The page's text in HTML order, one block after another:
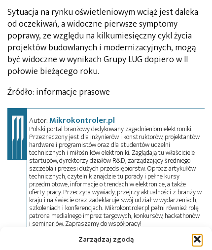
Zarządzaj zgodą
Sytuacja na rynku oświetleniowym wciąż jest daleka
od oczekiwań, a widoczne pierwsze symptomy
poprawy, ze względu na kilkumiesięczny cykl życia
projektów budowlanych i modernizacyjnych, mogą
być widoczne w wynikach Grupy LUG dopiero w II
połowie bieżącego roku.
Źródło: informacje prasowe
Autor:Mikrokontroler.pl
Polski portal branżowy dedykowany zagadnieniom elektroniki.
Przeznaczony jest dla inżynierów i konstruktorów, projektantów
hardware i programistów oraz dla studentów uczelni
technicznych i miłośników elektroniki. Zaglądają tu właściciele
startupów, dyrektorzy działów R&D, zarządzający średniego
szczebla i prezesi dużych przedsiębiorstw. Oprócz artykułów
technicznych, czytelnik znajdzie tu porady i pełne kursy
przedmiotowe, informacje o trendach w elektronice, a także
oferty pracy. Przeczyta wywiady, przejrzy aktualności z branży w
kraju i na świecie oraz zadeklaruje swój udział w wydarzeniach,
szkoleniach i konferencjach. Mikrokontroler.pl pełni również rolę
patrona medialnego imprez targowych, konkursów, hackathonów
i seminariów. Zapraszamy do współpracy!